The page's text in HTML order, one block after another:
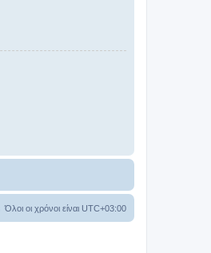
Όλοι οι χρόνοι είναι UTC+03:00